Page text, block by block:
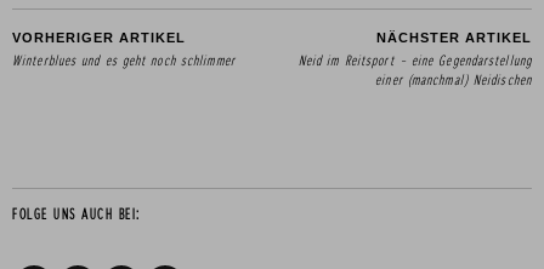
VORHERIGER ARTIKEL
Winterblues und es geht noch schlimmer
NÄCHSTER ARTIKEL
Neid im Reitsport – eine Gegendarstellung
einer (manchmal) Neidischen
FOLGE UNS AUCH BEI: